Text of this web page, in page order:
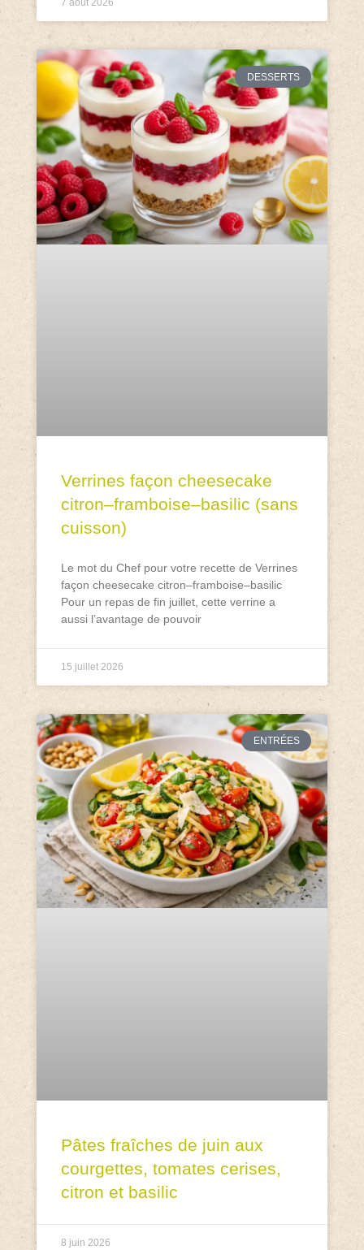
7 août 2026
DESSERTS
Verrines façon cheesecake
citron–framboise–basilic (sans
cuisson)
Le mot du Chef pour votre recette de Verrines
façon cheesecake citron–framboise–basilic
Pour un repas de fin juillet, cette verrine a
aussi l’avantage de pouvoir
15 juillet 2026
ENTRÉES
Pâtes fraîches de juin aux
courgettes, tomates cerises,
citron et basilic
8 juin 2026